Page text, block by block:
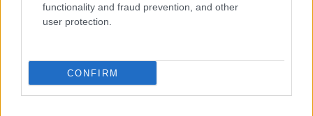
functionality and fraud prevention, and other
user protection.
CONFIRM
azonnal kellene menni dolgozni. János nemet
mondott, Péter viszont elment a vállalkozóval,
noha a családfő általában nem vett részt az
építési munkákban.